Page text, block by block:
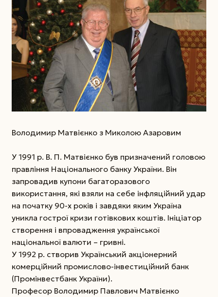
Володимир Матвієнко з Миколою Азаровим
У 1991 р. В. П. Матвієнко був призначений головою
правління Національного банку України. Він
запровадив купони багаторазового
використання, які взяли на себе інфляційний удар
на початку 90-х років і завдяки яким Україна
уникла гострої кризи готівкових коштів. Ініціатор
створення і впровадження української
національної валюти – гривні.
У 1992 р. створив Український акціонерний
комерційний промислово-інвестиційний банк
(Промінвестбанк України).
Професор Володимир Павлович Матвієнко